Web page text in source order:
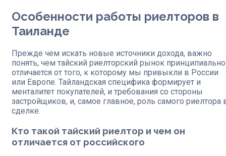
Особенности работы риелторов в
Таиланде
Прежде чем искать новые источники дохода, важно
понять, чем тайский риелторский рынок принципиально
отличается от того, к которому мы привыкли в России
или Европе. Тайландская специфика формирует и
менталитет покупателей, и требования со стороны
застройщиков, и, самое главное, роль самого риелтора
сделке.
Кто такой тайский риелтор и чем он
отличается от российского